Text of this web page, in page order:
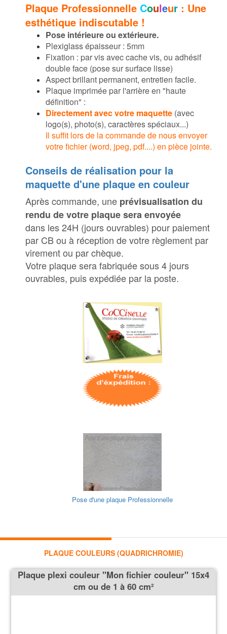
Plaque Professionnelle Couleur : Une
esthétique indiscutable !
Pose intérieure ou extérieure.
Plexiglass épaisseur : 5mm
Fixation : par vis avec cache vis, ou adhésif
double face (pose sur surface lisse)
Aspect brillant permanent, entretien facile.
Plaque imprimée par l'arrière en "haute
définition" :
Directement avec votre maquette (avec
logo(s), photo(s), caractères spéciaux...)
Il suffit lors de la commande de nous envoyer
votre fichier (word, jpeg, pdf....) en pièce jointe.
Conseils de réalisation pour la
maquette d'une plaque en couleur
Après commande, une prévisualisation du
rendu de votre plaque sera envoyée
dans les 24H (jours ouvrables) pour paiement
par CB ou à réception de votre règlement par
virement ou par chèque.
Votre plaque sera fabriquée sous 4 jours
ouvrables, puis expédiée par la poste.
Pose d'une plaque Professionnelle
PLAQUE COULEURS (QUADRICHROMIE)
Plaque plexi couleur ''Mon fichier couleur'' 15x4
cm ou de 1 à 60 cm²